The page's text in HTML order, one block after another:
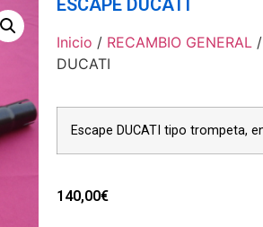
Inicio / RECAMBIO GENERAL /
DUCATI
Escape DUCATI tipo trompeta,
140,00€